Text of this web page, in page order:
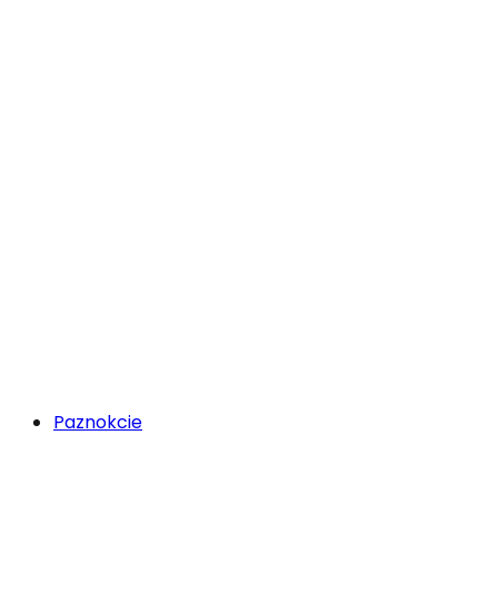
Paznokcie